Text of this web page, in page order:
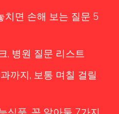
치면 손해 보는 질문 5
, 병원 질문 리스트
까지, 보통 며칠 걸릴